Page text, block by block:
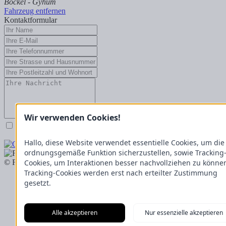
Bockel - Gyhum
Fahrzeug entfernen
Kontaktformular
© Fricke Landmaschinen GmbH 2026
Neumaschinen
Gebrauchtmaschinen
Karriere
Partnershop
Wir verwenden Cookies!
Hallo, diese Website verwendet essentielle Cookies, um die
ordnungsgemäße Funktion sicherzustellen, sowie Tracking-
Cookies, um Interaktionen besser nachvollziehen zu
Tracking-Cookies werden erst nach erteilter Zustimmung
gesetzt.
Alle akzeptieren Nur essenzielle akzeptieren